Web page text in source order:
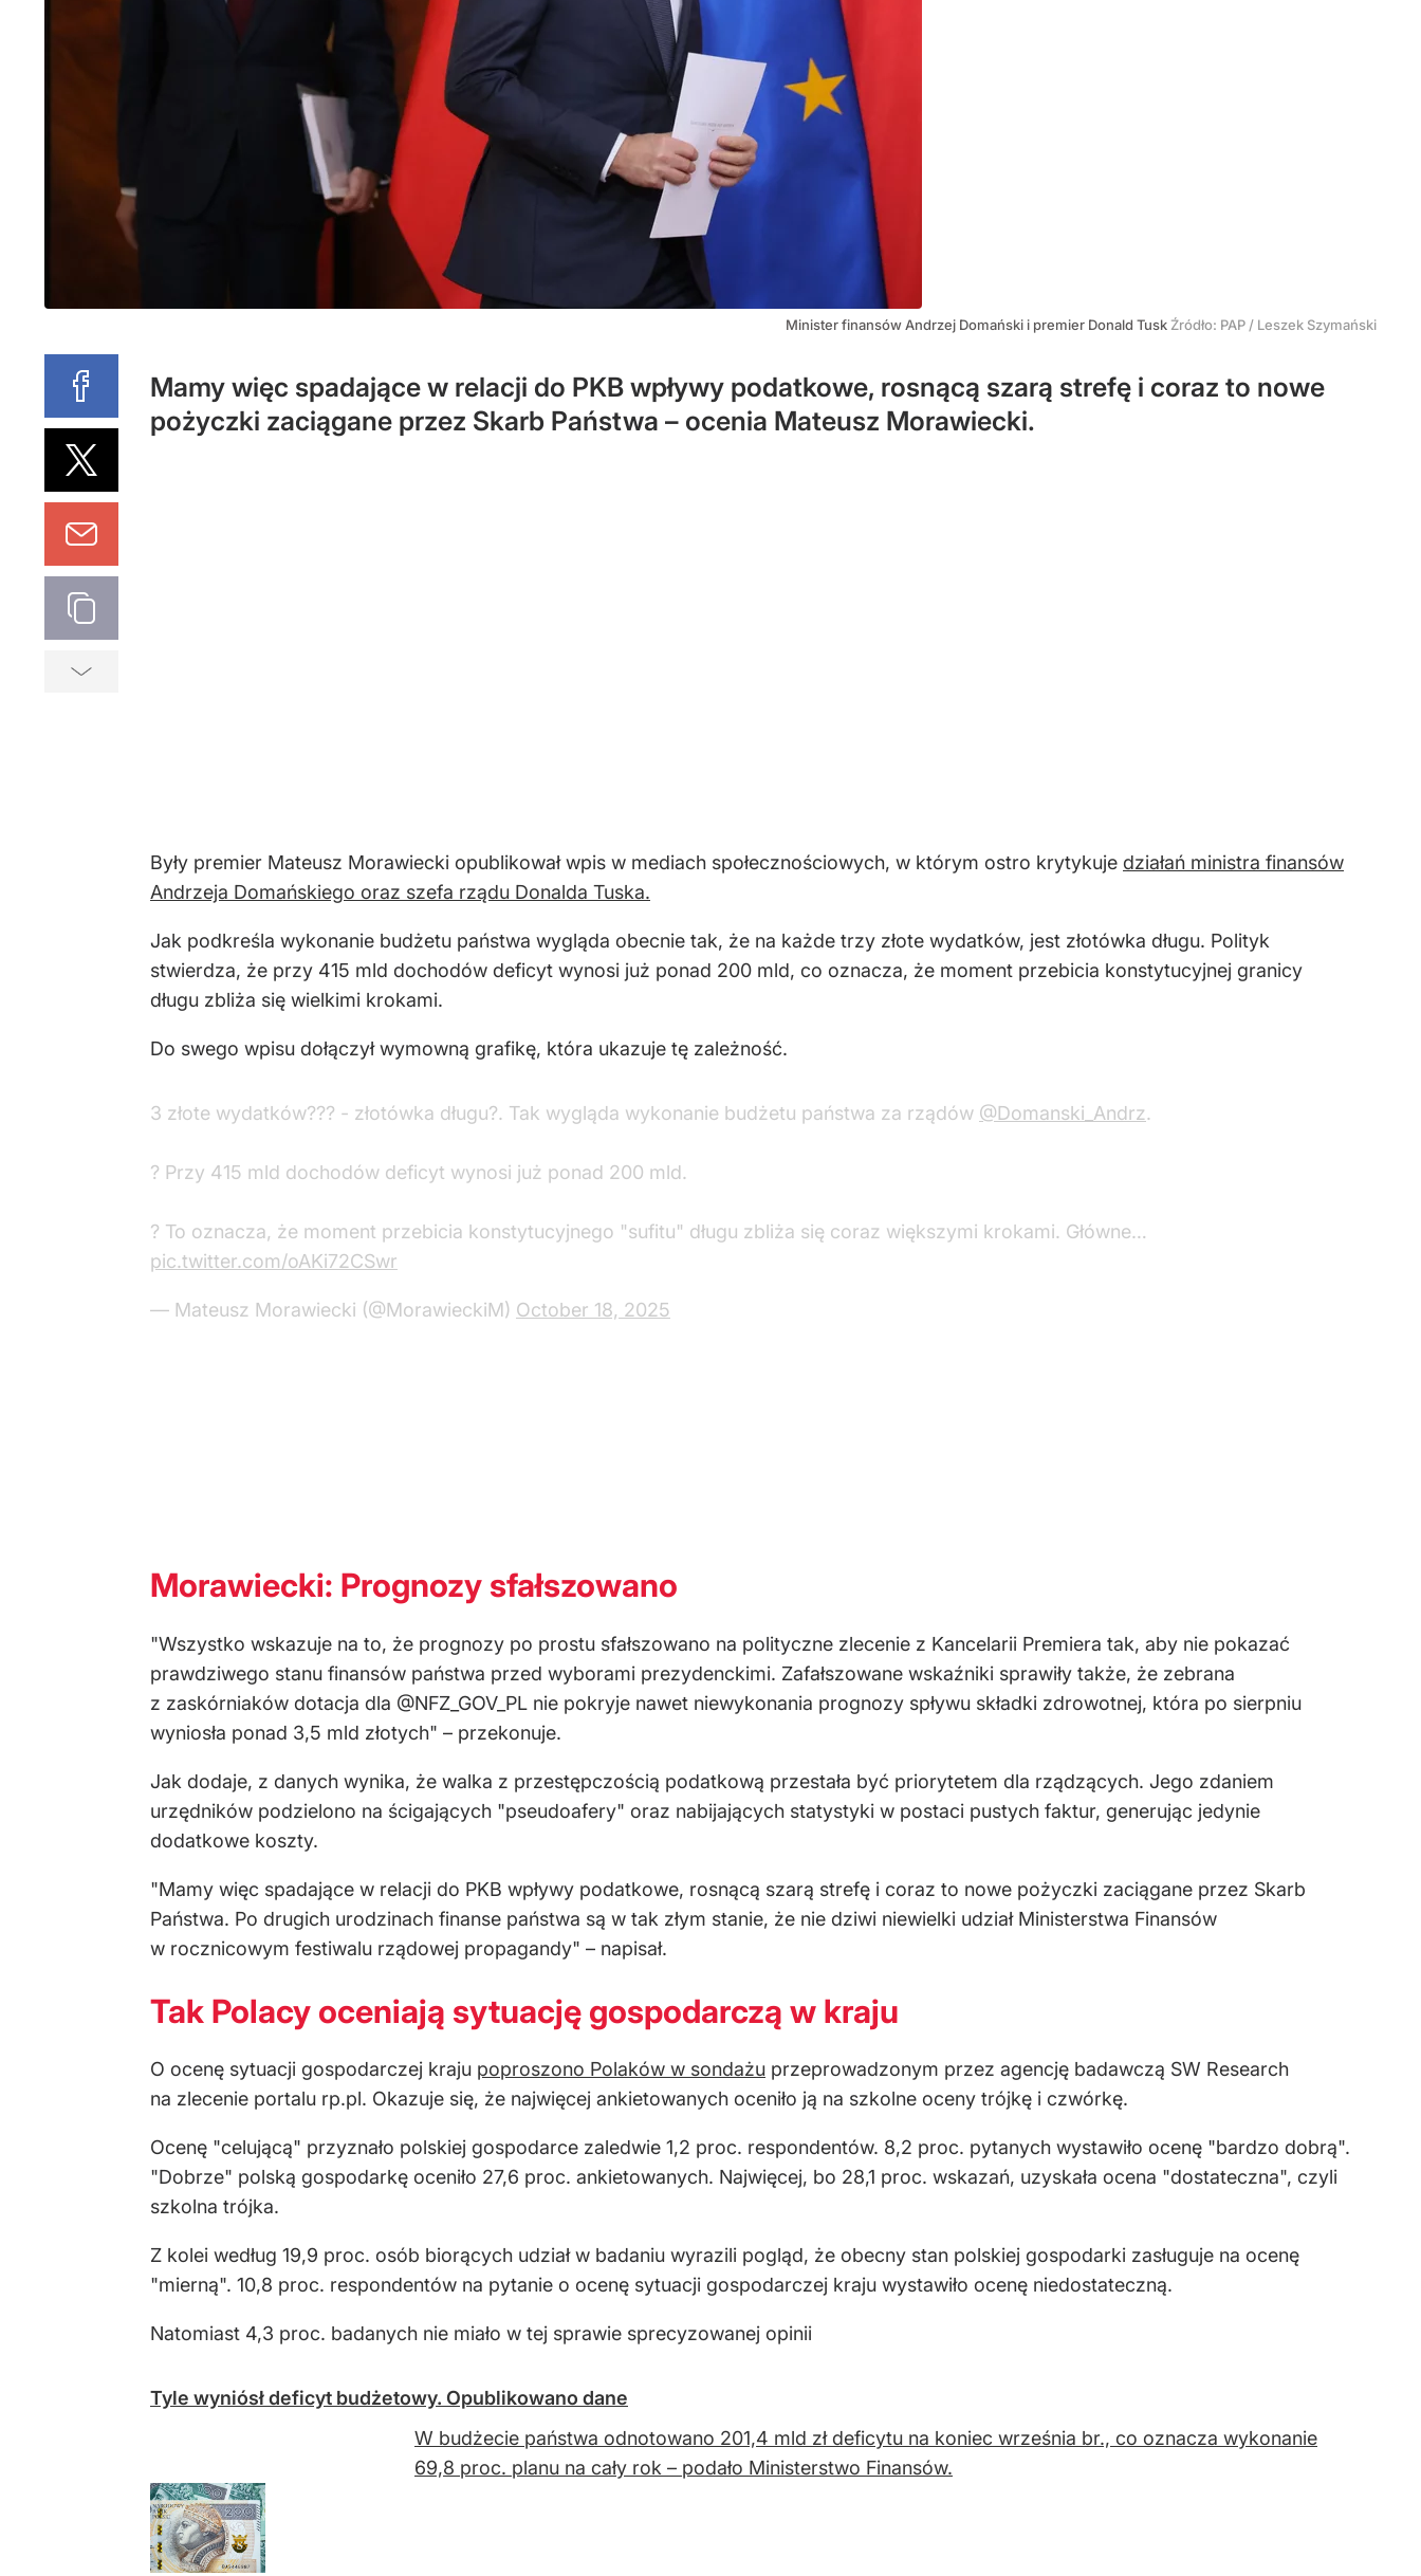
Minister finansów Andrzej Domański i premier Donald Tusk Źródło: PAP / Leszek Szymański
Mamy więc spadające w relacji do PKB wpływy podatkowe, rosnącą szarą strefę i coraz to nowe
pożyczki zaciągane przez Skarb Państwa – ocenia Mateusz Morawiecki.
Były premier Mateusz Morawiecki opublikował wpis w mediach społecznościowych, w którym ostro krytykuje działań ministra finansów
Andrzeja Domańskiego oraz szefa rządu Donalda Tuska.
Jak podkreśla wykonanie budżetu państwa wygląda obecnie tak, że na każde trzy złote wydatków, jest złotówka długu. Polityk
stwierdza, że przy 415 mld dochodów deficyt wynosi już ponad 200 mld, co oznacza, że moment przebicia konstytucyjnej granicy
długu zbliża się wielkimi krokami.
Do swego wpisu dołączył wymowną grafikę, która ukazuje tę zależność.
3 złote wydatków??? - złotówka długu?. Tak wygląda wykonanie budżetu państwa za rządów @Domanski_Andrz.
? Przy 415 mld dochodów deficyt wynosi już ponad 200 mld.
? To oznacza, że moment przebicia konstytucyjnego "sufitu" długu zbliża się coraz większymi krokami. Główne…
pic.twitter.com/oAKi72CSwr
— Mateusz Morawiecki (@MorawieckiM) October 18, 2025
Morawiecki: Prognozy sfałszowano
"Wszystko wskazuje na to, że prognozy po prostu sfałszowano na polityczne zlecenie z Kancelarii Premiera tak, aby nie pokazać
prawdziwego stanu finansów państwa przed wyborami prezydenckimi. Zafałszowane wskaźniki sprawiły także, że zebrana
z zaskórniaków dotacja dla @NFZ_GOV_PL nie pokryje nawet niewykonania prognozy spływu składki zdrowotnej, która po sierpniu
wyniosła ponad 3,5 mld złotych" – przekonuje.
Jak dodaje, z danych wynika, że walka z przestępczością podatkową przestała być priorytetem dla rządzących. Jego zdaniem
urzędników podzielono na ścigających "pseudoafery" oraz nabijających statystyki w postaci pustych faktur, generując jedynie
dodatkowe koszty.
"Mamy więc spadające w relacji do PKB wpływy podatkowe, rosnącą szarą strefę i coraz to nowe pożyczki zaciągane przez Skarb
Państwa. Po drugich urodzinach finanse państwa są w tak złym stanie, że nie dziwi niewielki udział Ministerstwa Finansów
w rocznicowym festiwalu rządowej propagandy" – napisał.
Tak Polacy oceniają sytuację gospodarczą w kraju
O ocenę sytuacji gospodarczej kraju poproszono Polaków w sondażu przeprowadzonym przez agencję badawczą SW Research
na zlecenie portalu rp.pl. Okazuje się, że najwięcej ankietowanych oceniło ją na szkolne oceny trójkę i czwórkę.
Ocenę "celującą" przyznało polskiej gospodarce zaledwie 1,2 proc. respondentów. 8,2 proc. pytanych wystawiło ocenę "bardzo dobrą".
"Dobrze" polską gospodarkę oceniło 27,6 proc. ankietowanych. Najwięcej, bo 28,1 proc. wskazań, uzyskała ocena "dostateczna", czyli
szkolna trójka.
Z kolei według 19,9 proc. osób biorących udział w badaniu wyrazili pogląd, że obecny stan polskiej gospodarki zasługuje na ocenę
"mierną". 10,8 proc. respondentów na pytanie o ocenę sytuacji gospodarczej kraju wystawiło ocenę niedostateczną.
Natomiast 4,3 proc. badanych nie miało w tej sprawie sprecyzowanej opinii
Tyle wyniósł deficyt budżetowy. Opublikowano dane
W budżecie państwa odnotowano 201,4 mld zł deficytu na koniec września br., co oznacza wykonanie
69,8 proc. planu na cały rok – podało Ministerstwo Finansów.